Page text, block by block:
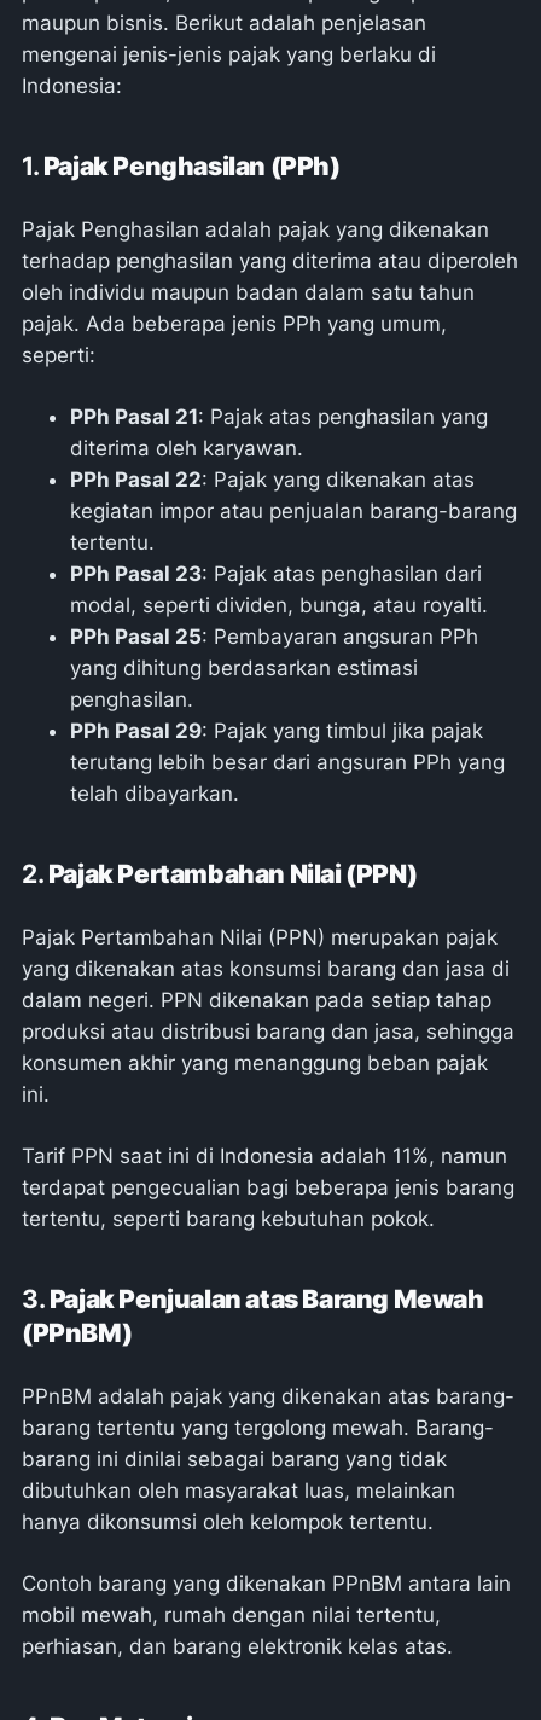
maupun bisnis. Berikut adalah penjelasan
mengenai jenis-jenis pajak yang berlaku di
Indonesia:
1. Pajak Penghasilan (PPh)
Pajak Penghasilan adalah pajak yang dikenakan
terhadap penghasilan yang diterima atau diperoleh
oleh individu maupun badan dalam satu tahun
pajak. Ada beberapa jenis PPh yang umum,
seperti:
PPh Pasal 21: Pajak atas penghasilan yang
diterima oleh karyawan.
PPh Pasal 22: Pajak yang dikenakan atas
kegiatan impor atau penjualan barang-barang
tertentu.
PPh Pasal 23: Pajak atas penghasilan dari
modal, seperti dividen, bunga, atau royalti.
PPh Pasal 25: Pembayaran angsuran PPh
yang dihitung berdasarkan estimasi
penghasilan.
PPh Pasal 29: Pajak yang timbul jika pajak
terutang lebih besar dari angsuran PPh yang
telah dibayarkan.
2. Pajak Pertambahan Nilai (PPN)
Pajak Pertambahan Nilai (PPN) merupakan pajak
yang dikenakan atas konsumsi barang dan jasa di
dalam negeri. PPN dikenakan pada setiap tahap
produksi atau distribusi barang dan jasa, sehingga
konsumen akhir yang menanggung beban pajak
ini.
Tarif PPN saat ini di Indonesia adalah 11%, namun
terdapat pengecualian bagi beberapa jenis barang
tertentu, seperti barang kebutuhan pokok.
3. Pajak Penjualan atas Barang Mewah
(PPnBM)
PPnBM adalah pajak yang dikenakan atas barang-
barang tertentu yang tergolong mewah. Barang-
barang ini dinilai sebagai barang yang tidak
dibutuhkan oleh masyarakat luas, melainkan
hanya dikonsumsi oleh kelompok tertentu.
Contoh barang yang dikenakan PPnBM antara lain
mobil mewah, rumah dengan nilai tertentu,
perhiasan, dan barang elektronik kelas atas.